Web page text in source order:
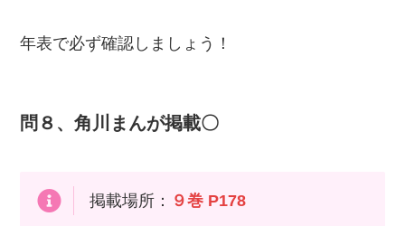
年表で必ず確認しましょう！
問８、角川まんが掲載〇
掲載場所： ９巻 P178